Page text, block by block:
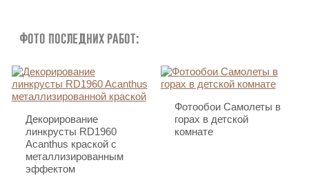
Фото последних работ:
Декорирование
линкрусты RD1960
Acanthus краской с
металлизированным
эффектом
Фотообои Самолеты в
горах в детской
комнате